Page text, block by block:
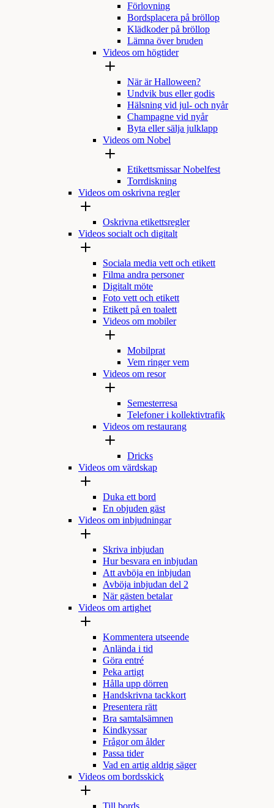
Förlovning
Bordsplacera på bröllop
Klädkoder på bröllop
Lämna över bruden
Videos om högtider
När är Halloween?
Undvik bus eller godis
Hälsning vid jul- och nyår
Champagne vid nyår
Byta eller sälja julklapp
Videos om Nobel
Etikettsmissar Nobelfest
Torrdiskning
Videos om oskrivna regler
Oskrivna etikettsregler
Videos socialt och digitalt
Sociala media vett och etikett
Filma andra personer
Digitalt möte
Foto vett och etikett
Etikett på en toalett
Videos om mobiler
Mobilprat
Vem ringer vem
Videos om resor
Semesterresa
Telefoner i kollektivtrafik
Videos om restaurang
Dricks
Videos om värdskap
Duka ett bord
En objuden gäst
Videos om inbjudningar
Skriva inbjudan
Hur besvara en inbjudan
Att avböja en inbjudan
Avböja inbjudan del 2
När gästen betalar
Videos om artighet
Kommentera utseende
Anlända i tid
Göra entré
Peka artigt
Hålla upp dörren
Handskrivna tackkort
Presentera rätt
Bra samtalsämnen
Kindkyssar
Frågor om ålder
Passa tider
Vad en artig aldrig säger
Videos om bordsskick